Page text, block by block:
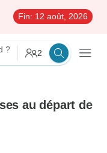
Fin: 12 août, 2026
? 2
au départ de